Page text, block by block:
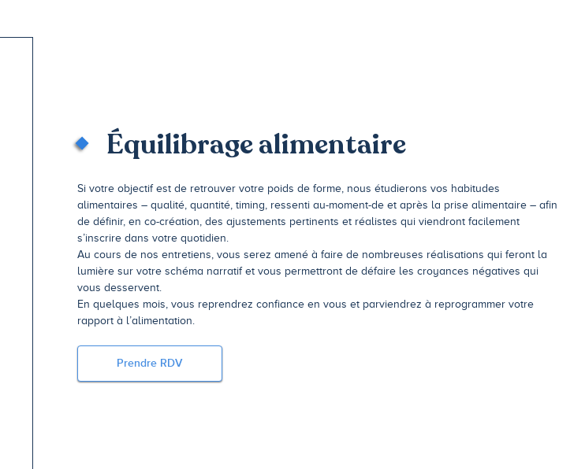
Équilibrage alimentaire
Si votre objectif est de retrouver votre poids de forme, nous étudierons vos habitudes
alimentaires – qualité, quantité, timing, ressenti au-moment-de et après la prise alimentaire – afin
de définir, en co-création, des ajustements pertinents et réalistes qui viendront facilement
s’inscrire dans votre quotidien.
Au cours de nos entretiens, vous serez amené à faire de nombreuses réalisations qui feront la
lumière sur votre schéma narratif et vous permettront de défaire les croyances négatives qui
vous desservent.
En quelques mois, vous reprendrez confiance en vous et parviendrez à reprogrammer votre
rapport à l’alimentation.
Prendre RDV